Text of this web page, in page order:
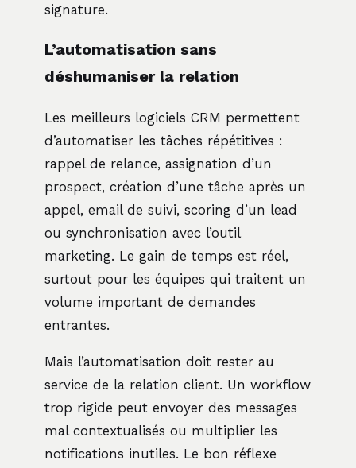
signature.
L’automatisation sans
déshumaniser la relation
Les meilleurs logiciels CRM permettent
d’automatiser les tâches répétitives :
rappel de relance, assignation d’un
prospect, création d’une tâche après un
appel, email de suivi, scoring d’un lead
ou synchronisation avec l’outil
marketing. Le gain de temps est réel,
surtout pour les équipes qui traitent un
volume important de demandes
entrantes.
Mais l’automatisation doit rester au
service de la relation client. Un workflow
trop rigide peut envoyer des messages
mal contextualisés ou multiplier les
notifications inutiles. Le bon réflexe